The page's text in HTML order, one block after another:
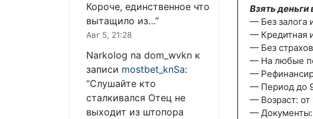
Короче, единственное что
вытащило из…”
Авг 5, 21:28
Narkolog na dom_wvkn к
записи mostbet_knSa:
“Слушайте кто
сталкивался Отец не
выходит из штопора
Взять
— Без залога
— Кредитная
— Без
— На любые
—
— Период до
— Возраст: от
— Документы: